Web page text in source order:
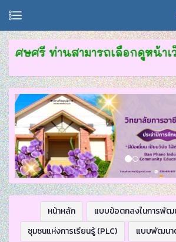
ศรี ท่านสามารถเลือกดูหน้าเว็บ
หน้าหลัก
แบบข้อตกลงในการพัฒ
ชุมชนแห่งการเรียนรู้ (PLC)
แบบพัฒนา